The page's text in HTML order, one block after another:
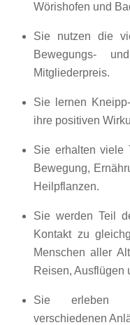
Wörishofen und
Sie nutzen die
Bewegungs-
Mitgliederpreis.
Sie lernen
ihre positiven
Sie erhalten viele
Bewegung,
Heilpflanzen.
Sie werden Teil
Kontakt zu
Menschen aller
Reisen, Ausflügen
Sie erleben
verschiedenen